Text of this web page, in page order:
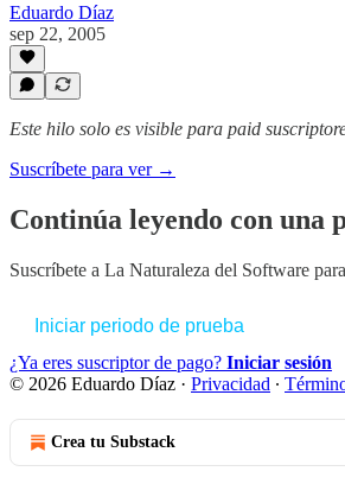
Eduardo Díaz
sep 22, 2005
Este hilo solo es visible para paid
Suscríbete para ver →
Continúa leyendo con una
Suscríbete a La Naturaleza del Software
Iniciar periodo de prueba
¿Ya eres suscriptor de pago? Iniciar sesión
© 2026 Eduardo Díaz · Privacidad ∙
Crea tu Substack